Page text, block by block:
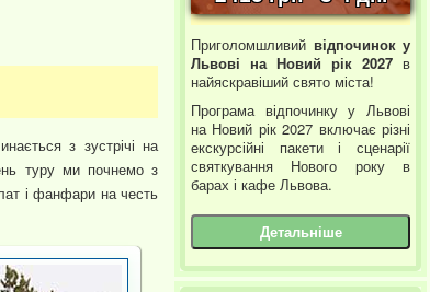
з зустрічі на
туру ми почнемо з
і фанфари на честь
Приголомшливий відпочинок у
Львові на Новий рік 2027 в
найяскравіший свято міста!
Програма відпочинку у Львові
на Новий рік 2027 включає різні
екскурсійні пакети і сценарії
святкування Нового року в
барах і кафе Львова.
Детальніше